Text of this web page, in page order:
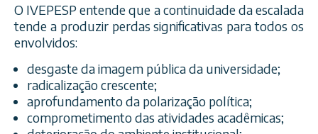
O IVEPESP entende que a continuidade da escalada
tende a produzir perdas significativas para todos os
envolvidos:
desgaste da imagem pública da universidade;
radicalização crescente;
aprofundamento da polarização política;
comprometimento das atividades acadêmicas;